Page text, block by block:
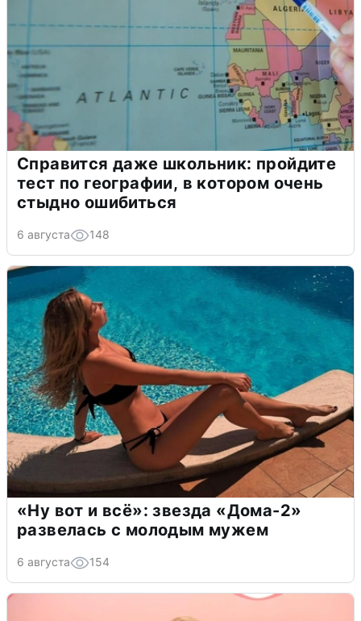
Справится даже школьник: пройдите
тест по географии, в котором очень
стыдно ошибиться
6 августа 148
«Ну вот и всё»: звезда «Дома-2»
развелась с молодым мужем
6 августа 154